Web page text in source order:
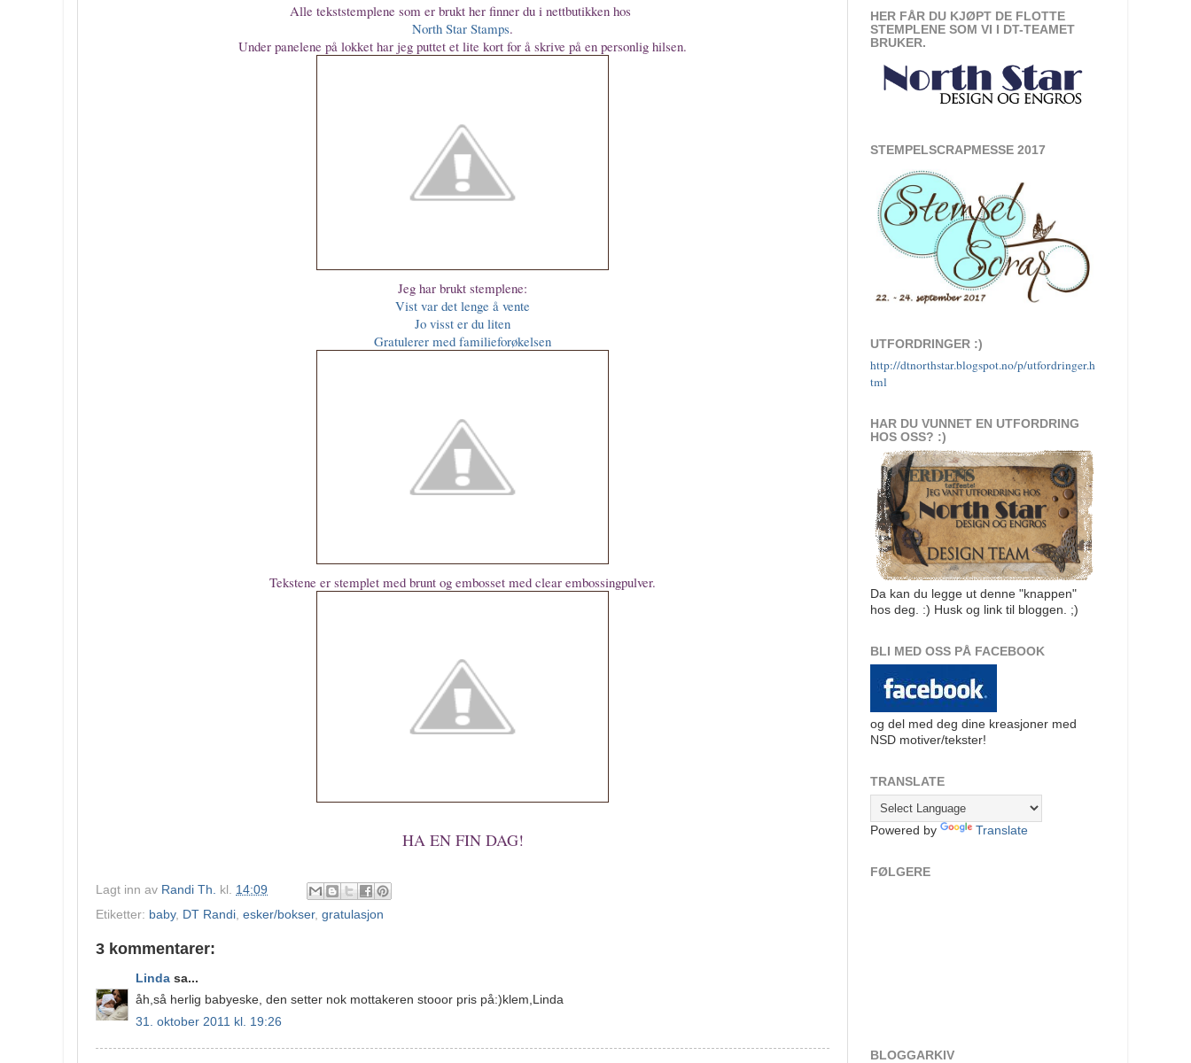
Alle tekststemplene som er brukt her finner du i nettbutikken hos
North Star Stamps.
Under panelene på lokket har jeg puttet et lite kort for å skrive på en personlig hilsen.
Jeg har brukt stemplene:
Vist var det lenge å vente
Jo visst er du liten
Gratulerer med familieforøkelsen
Tekstene er stemplet med brunt og embosset med clear embossingpulver.
HA EN FIN DAG!
Lagt inn av Randi Th. kl. 14:09
Etiketter: baby, DT Randi, esker/bokser, gratulasjon
3 kommentarer:
Linda sa...
åh,så herlig babyeske, den setter nok mottakeren stooor pris på:)klem,Linda
31. oktober 2011 kl. 19:26
HER FÅR DU KJØPT DE FLOTTE
STEMPLENE SOM VI I DT-TEAMET
BRUKER.
STEMPELSCRAPMESSE 2017
UTFORDRINGER :)
http://dtnorthstar.blogspot.no/p/utfordringer.h
tml
HAR DU VUNNET EN UTFORDRING
HOS OSS? :)
Da kan du legge ut denne "knappen"
hos deg. :) Husk og link til bloggen. ;)
BLI MED OSS PÅ FACEBOOK
og del med deg dine kreasjoner med
NSD motiver/tekster!
TRANSLATE
Powered by Translate
FØLGERE
BLOGGARKIV